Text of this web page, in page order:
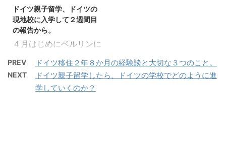
２。子どもの教育につい
てどのように ...
す。 ブログに掲載、手書
きの画像を入れることの
許可をいただいておりま
すので、ここに掲載させ
ていただきます。 M さ
まより （Mさまから
は、手書きとワード記載
しゃられています。 子供
の教育については、日本
ドイツ親子留学、ドイツの
現地校に入学して２週間目
の報告から。
４月はじめにベルリンに
０歳のお子さまが、ドイ
ツの現地校に通学されて
います。その報告より。
PREV ドイツ移住２年８か月の経験談と大切な３つのこと。
NEXT
ドイツ親子留学したら、ドイツの学校でどのように進
学していくのか？